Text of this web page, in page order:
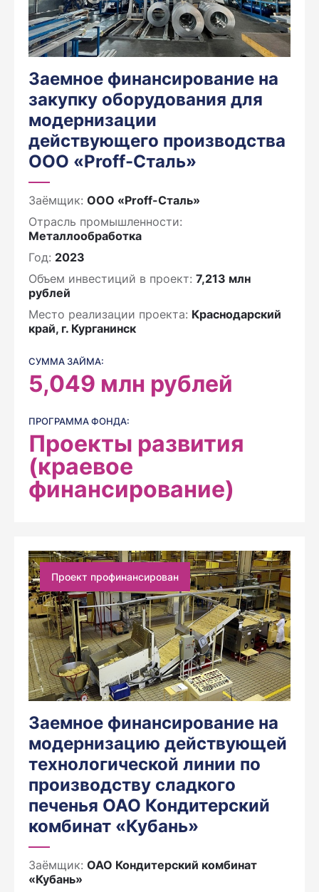
Заемное финансирование на
закупку оборудования для
модернизации
действующего производства
ООО «Proff-Сталь»
Заёмщик: ООО «Proff-Сталь»
Отрасль промышленности:
Металлообработка
Год: 2023
Объем инвестиций в проект: 7,213 млн
рублей
Место реализации проекта: Краснодарский
край, г. Курганинск
СУММА ЗАЙМА:
5,049 млн рублей
ПРОГРАММА ФОНДА:
Проекты развития
(краевое
финансирование)
Проект профинансирован
Заемное финансирование на
модернизацию действующей
технологической линии по
производству сладкого
печенья ОАО Кондитерский
комбинат «Кубань»
Заёмщик: ОАО Кондитерский комбинат
«Кубань»